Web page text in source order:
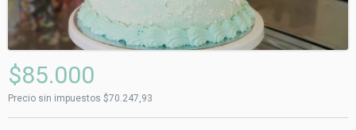
$85.000
Precio sin impuestos $70.247,93